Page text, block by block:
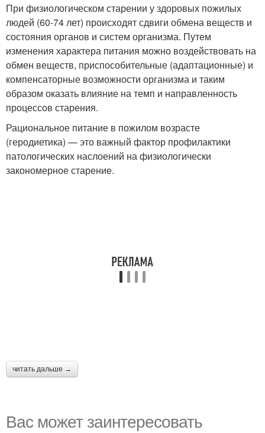
При физиологическом старении у здоровых пожилых
людей (60-74 лет) происходят сдвиги обмена веществ и
состояния органов и систем организма. Путем
изменения характера питания можно воздействовать на
обмен веществ, приспособительные (адаптационные) и
компенсаторные возможности организма и таким
образом оказать влияние на темп и направленность
процессов старения.
Рациональное питание в пожилом возрасте
(геродиетика) — это важный фактор профилактики
патологических наслоений на физиологически
закономерное старение.
читать дальше →
Вас может заинтересовать